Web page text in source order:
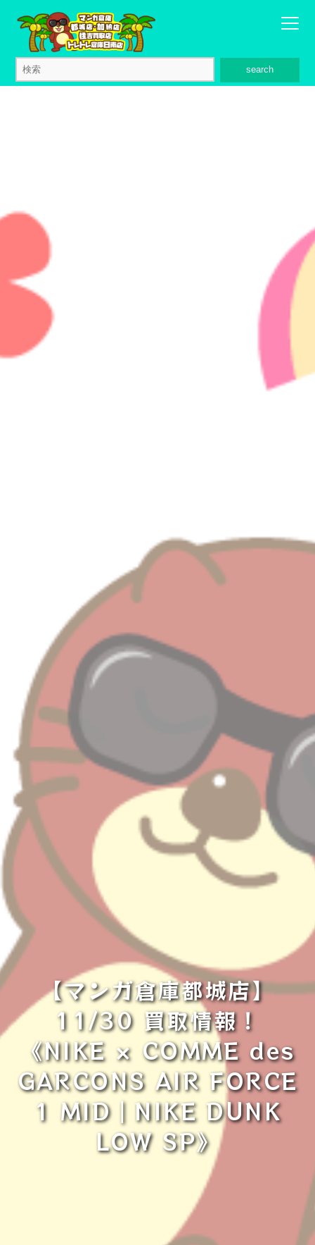
search
【マンガ倉庫都城店】
11/30 買取情報！
《NIKE × COMME des
GARCONS AIR FORCE
1 MID｜NIKE DUNK
LOW SP》